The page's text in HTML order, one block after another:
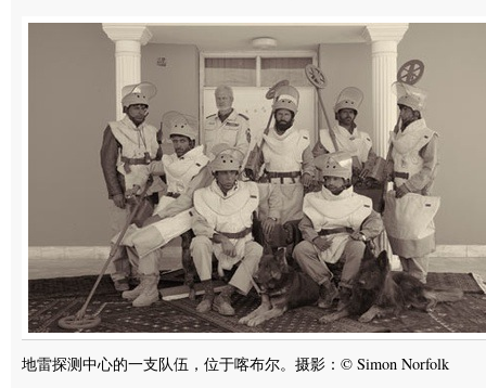
地雷探测中心的一支队伍，位于喀布尔。摄影：© Simon Norfolk